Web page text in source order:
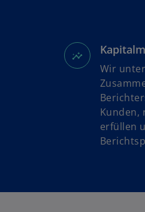
f
n
e
t
Wir
Kunden,
erfüllen